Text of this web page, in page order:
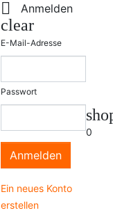
 Anmelden
clear
E-Mail-Adresse
Passwort
Anmelden
Ein neues Konto
erstellen
0